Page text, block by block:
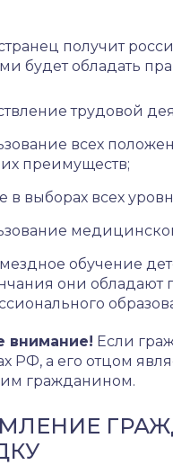
получит
будет обладать
трудовой
всех
преимуществ;
в выборах всех
обучение
они обладают
внимание! Если
РФ, а его отцом
гражданином.